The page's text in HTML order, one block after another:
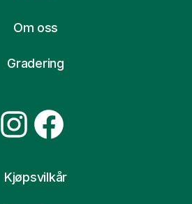
Om oss
Gradering
Instagram
Facebook
Kjøpsvilkår